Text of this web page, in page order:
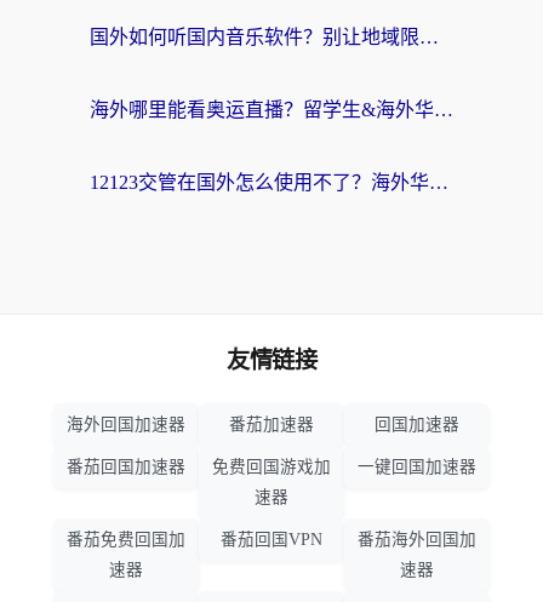
国外如何听国内音乐软件？别让地域限制，断了你的中文歌单
海外哪里能看奥运直播？留学生&海外华人必看的体育赛事观赛终极指南
12123交管在国外怎么使用不了？海外华人必看的无缝访问国内资源指南
友情链接
海外回国加速器 番茄加速器 回国加速器
番茄回国加速器
免费回国游戏加
速器
一键回国加速器
番茄免费回国加
速器
番茄回国VPN
番茄海外回国加
速器